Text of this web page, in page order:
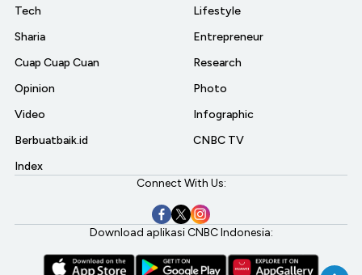
Tech
Sharia
Cuap Cuap Cuan
Opinion
Video
Berbuatbaik.id
Index
Lifestyle
Entrepreneur
Research
Photo
Infographic
CNBC TV
Connect With Us:
Download aplikasi CNBC Indonesia: